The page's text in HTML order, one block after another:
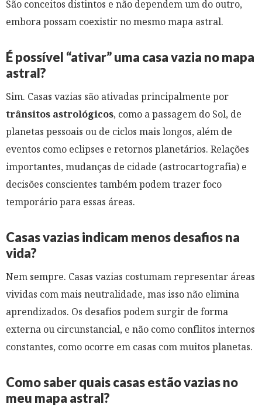
São conceitos distintos e não dependem um do outro,
embora possam coexistir no mesmo mapa astral.
É possível “ativar” uma casa vazia no mapa
astral?
Sim. Casas vazias são ativadas principalmente por
trânsitos astrológicos, como a passagem do Sol, de
planetas pessoais ou de ciclos mais longos, além de
eventos como eclipses e retornos planetários. Relações
importantes, mudanças de cidade (astrocartografia) e
decisões conscientes também podem trazer foco
temporário para essas áreas.
Casas vazias indicam menos desafios na
vida?
Nem sempre. Casas vazias costumam representar áreas
vividas com mais neutralidade, mas isso não elimina
aprendizados. Os desafios podem surgir de forma
externa ou circunstancial, e não como conflitos internos
constantes, como ocorre em casas com muitos planetas.
Como saber quais casas estão vazias no
meu mapa astral?